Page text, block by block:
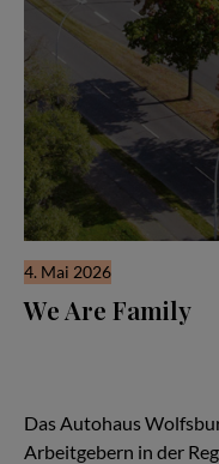
4. Mai 2026
We Are Family
Das Autohaus
Arbeitgebern in der